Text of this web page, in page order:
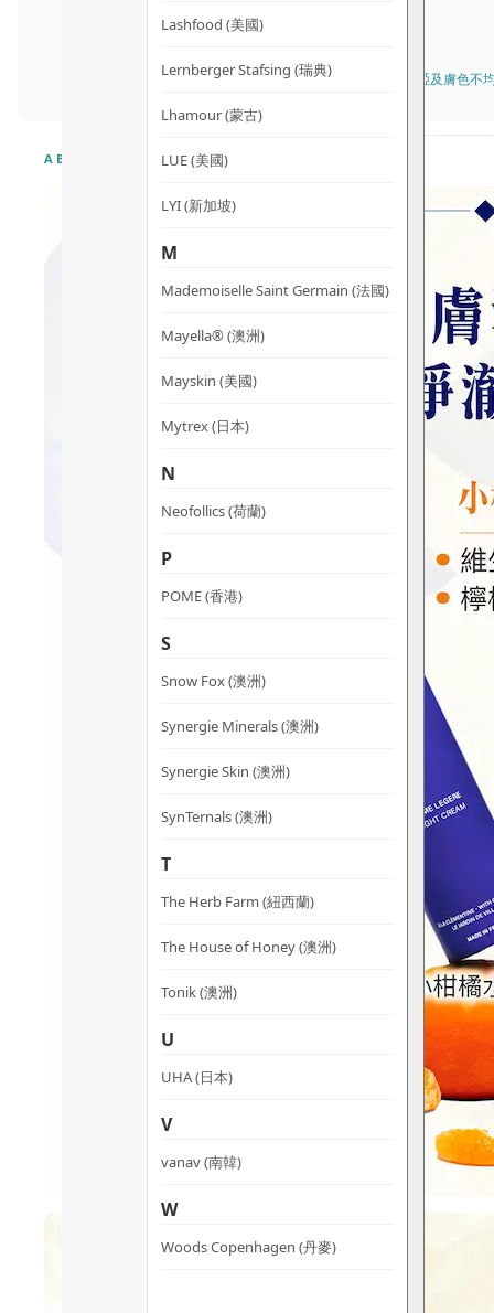
Lashfood (美國)
Lernberger Stafsing (瑞典)
Lhamour (蒙古)
LUE (美國)
LYI (新加坡)
M
Mademoiselle Saint Germain (法國)
Mayella® (澳洲)
Mayskin (美國)
Mytrex (日本)
N
Neofollics (荷蘭)
P
POME (香港)
S
Snow Fox (澳洲)
Synergie Minerals (澳洲)
Synergie Skin (澳洲)
SynTernals (澳洲)
T
The Herb Farm (紐西蘭)
The House of Honey (澳洲)
Tonik (澳洲)
U
UHA (日本)
V
vanav (南韓)
W
Woods Copenhagen (丹麥)
✓ 油性肌膚 Oily Skin · 混合性肌膚 Combination Skin · 暗啞及膚色
ABOUT